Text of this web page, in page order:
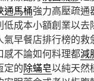
通馬桶強力高壓疏通
低成本小額創業以
氣早餐店排行榜的救
感不論如何料理都減
定的除蟎皂以純天然